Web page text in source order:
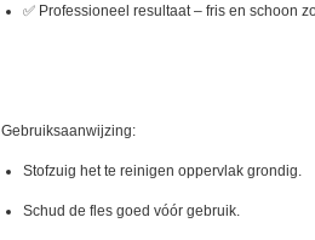
✅ Professioneel resultaat – fris en schoon
Gebruiksaanwijzing:
Stofzuig het te reinigen oppervlak grondig.
Schud de fles goed vóór gebruik.